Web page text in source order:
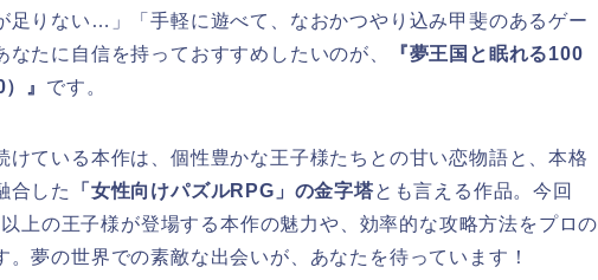
足りない…」
「手軽に遊べて、なおかつやり込み甲斐のあるゲー
なたに自信を持っておすすめしたいのが、
『夢王国と眠れる100
』 です。
けている本作は、個性豊かな王子様たちとの甘い恋物語と、本格
合した
「女性向けパズルRPG」の金字塔とも言える作品。今回
上の王子様が登場する本作の魅力や、効率的な攻略方法をプロの
夢の世界での素敵な出会いが、あなたを待っています！